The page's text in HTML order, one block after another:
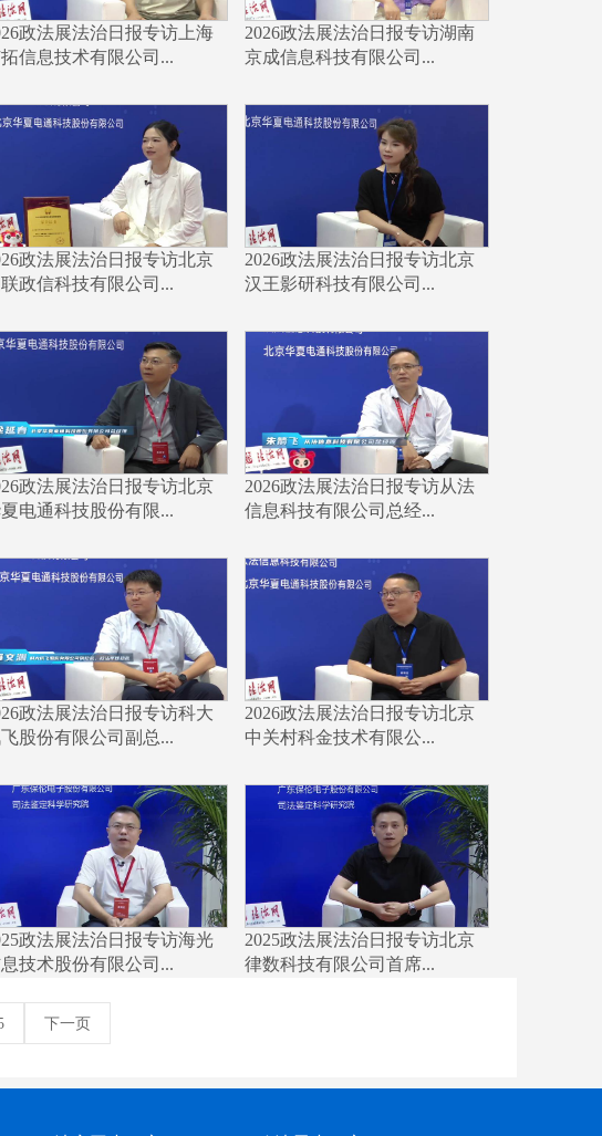
政法展法治日报专访上海
信息技术有限公司...
2026政法展法治日报专访湖南
京成信息科技有限公司...
政法展法治日报专访北京
政信科技有限公司...
2026政法展法治日报专访北京
汉王影研科技有限公司...
政法展法治日报专访北京
电通科技股份有限...
2026政法展法治日报专访从法
信息科技有限公司总经...
政法展法治日报专访科大
股份有限公司副总...
2026政法展法治日报专访北京
中关村科金技术有限公...
政法展法治日报专访海光
技术股份有限公司...
2025政法展法治日报专访北京
律数科技有限公司首席...
下一页